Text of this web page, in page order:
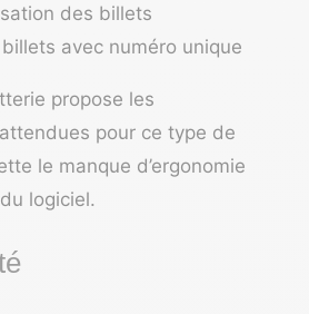
des billets
avec numéro unique
propose les
pour ce type de
le manque d’ergonomie
logiciel.